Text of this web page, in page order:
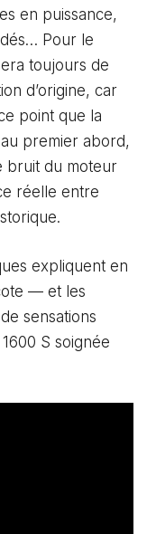
en puissance,
Pour le
toujours de
d’origine, car
point que la
premier abord,
bruit du moteur
réelle entre
expliquent en
— et les
sensations
S soignée